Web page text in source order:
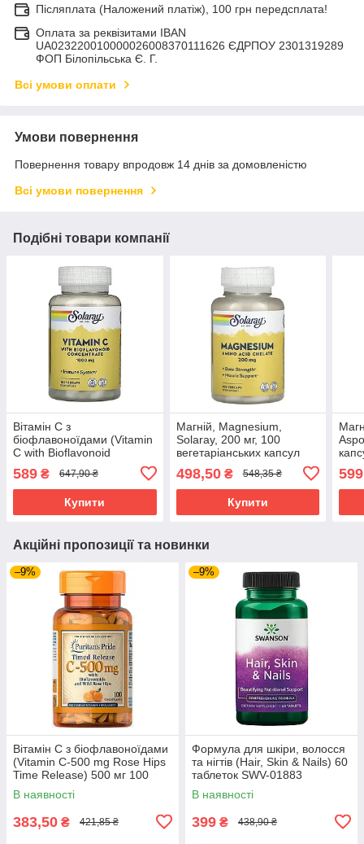
Післяплата (Наложений платіж), 100 грн передсплата!
Оплата за реквізитами IBAN
UA023220010000026008370111626 ЄДРПОУ 2301319289
ФОП Білопільська Є. Г.
Всі умови оплати
Умови повернення
Повернення товару впродовж 14 днів за домовленістю
Всі умови повернення
Подібні товари компанії
Вітамін С з
біофлавоноїдами (Vitamin
C with Bioflavonoid
Concentrate) 1000 мг/50
мг 100 капсул SOR-04440
589 ₴ 647,90 ₴
Купити
Магній, Magnesium,
Solaray, 200 мг, 100
вегетаріанських капсул
498,50₴ 548,35 ₴
Купити
599
Акційні пропозиції та новинки
–9%
Вітамін C з біофлавоноїдами
(Vitamin C-500 mg Rose Hips
Time Release) 500 мг 100
капсул PTP-12430
В наявності
383,50 ₴ 421,85 ₴
–9%
Формула для шкіри, волосся
та нігтів (Hair, Skin & Nails) 60
таблеток SWV-01883
В наявності
399 ₴ 438,90 ₴